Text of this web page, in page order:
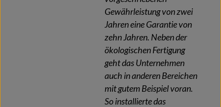
Gewährleistung von zwei
Jahren eine Garantie von
zehn Jahren. Neben der
ökologischen Fertigung
geht das Unternehmen
auch in anderen Bereichen
mit gutem Beispiel voran.
So installierte das